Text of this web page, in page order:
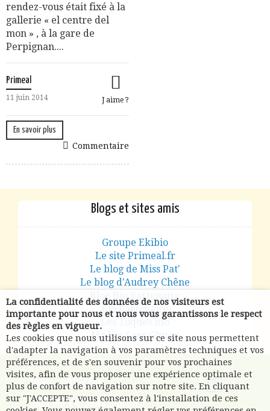
rendez-vous était fixé à la
gallerie « el centre del
mon » , à la gare de
Perpignan....
Primeal
11 juin 2014 J aime ?
En savoir plus
Commentaire
Blogs et sites amis
Groupe Ekibio
Le site Primeal.fr
Le blog de Miss Pat'
Le blog d'Audrey Chêne
Blog Bio Partenaire
Bio Partenaire
Les Toques Bio
Ma Vie Sans Gluten
Nous contacter
Blog Ma Vie Sans Gluten
La confidentialité des données de nos visiteurs est
importante pour nous et nous vous garantissons le respect
des règles en vigueur.
Les cookies que nous utilisons sur ce site nous permettent
d'adapter la navigation à vos paramètres techniques et vos
préférences, et de s'en souvenir pour vos prochaines
visites, afin de vous proposer une expérience optimale et
plus de confort de navigation sur notre site. En cliquant
sur "J'ACCEPTE", vous consentez à l'installation de ces